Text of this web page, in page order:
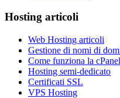
Hosting articoli
Web Hosting articoli
Gestione di nomi di
Come funziona la
Hosting semi-dedicato
Certificati SSL
VPS Hosting